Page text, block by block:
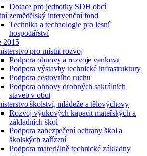
Dotace pro jednotky SDH obcí
zemědělský intervenční fond
Technika a technologie pro lesní
hospodářství
2015
pro místní rozvoj
Podpora obnovy a rozvoje venkova
Podpora výstavby technické infrastruktury
Podpora cestovního ruchu
Podpora obnovy drobných sakrálních
staveb v obci
školství, mládeže a tělovýchovy
Rozvoj výukových kapacit mateřských a
základních škol
Podpora zabezpečení ochrany škol a
školských zařízení
Podpora materiálně technické základny